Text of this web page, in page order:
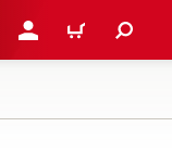
ENTRAR OU REGISTAR
CARRINHO